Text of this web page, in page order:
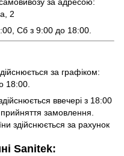
2
Сб з 9:00 до 18:00.
за графіком:
18:00.
ввечері з 18:00
замовлення.
здійснюється за рахунок
Sanitek: